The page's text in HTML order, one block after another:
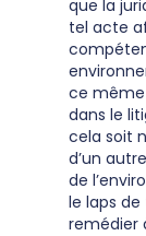
que la
tel acte
ce
dans le
cela soit
d’un
de
le laps
remédier